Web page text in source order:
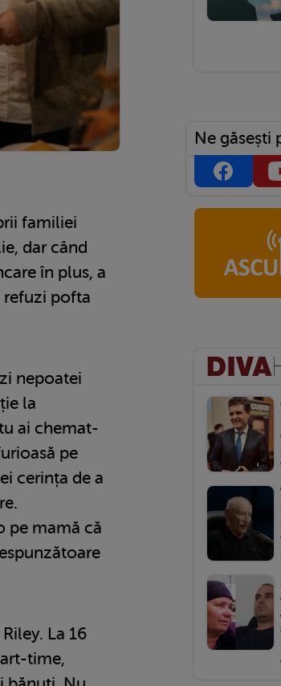
familiei
dar când
în plus, a
refuzi pofta
nepoatei
la
ai chemat-
pe
cerința de a
pe mamă că
La 16
time,
Ne găsești